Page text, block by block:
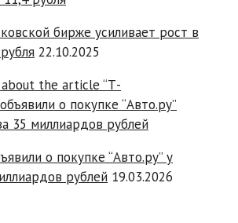
бирже усиливает рост в
22.10.2025
о покупке “Авто.ру” у
рублей 19.03.2026